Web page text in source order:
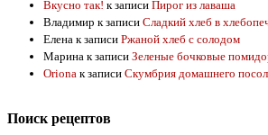
Вкусно так! к записи Пирог из лаваша
Владимир к записи Сладкий хлеб в
Елена к записи Ржаной хлеб с солодом
Марина к записи Зеленые бочковые
Oriona к записи Скумбрия домашнего
Поиск рецептов